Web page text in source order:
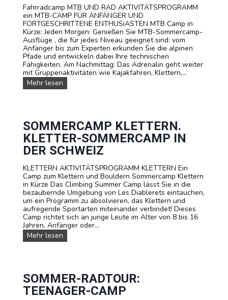
d
e
n
A
b
e
n
t
e
e
e
f
ü
r
S
c
h
u
l
e
n
G
r
u
p
p
n
M
u
l
t
i
-
A
b
e
t
r
-
C
a
m
Fahrradcamp MTB UND RAD AKTIVITÄTSPROGRAMM
ein MTB-CAMP FÜR ANFÄNGER UND
FORTGESCHRITTENE ENTHUSiASTEN MTB Camp in
Kürze: Jeden Morgen: Genießen Sie MTB-Sommercamp-
Ausflüge , die für jedes Niveau geeignet sind: vom
Anfänger bis zum Experten erkunden Sie die alpinen
Pfade und entwickeln dabei Ihre technischen
Fähigkeiten. Am Nachmittag: Das Adrenalin geht weiter
mit Gruppenaktivitäten wie Kajakfahren, Klettern,...
Mehr lesen
T
o
m
m
e
r
l
a
g
e
r
i
n
L
e
l
e
r
SOMMERCAMP KLETTERN.
KLETTER-SOMMERCAMP IN
DER SCHWEIZ
KLETTERN AKTIVITÄTSPROGRAMM KLETTERN Ein
Camp zum Klettern und Bouldern Sommercamp Klettern
in Kürze Das Climbing Summer Camp lässt Sie in die
bezaubernde Umgebung von Les Diablerets eintauchen,
um ein Programm zu absolvieren, das Klettern und
aufregende Sportarten miteinander verbindet! Dieses
Camp richtet sich an junge Leute im Alter von 8 bis 16
Jahren, Anfänger oder...
Mehr lesen
o
r
c
a
SOMMER-RADTOUR:
TEENAGER-CAMP